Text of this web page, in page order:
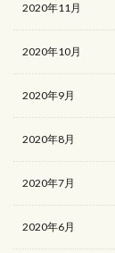
2020年11月
2020年10月
2020年9月
2020年8月
2020年7月
2020年6月